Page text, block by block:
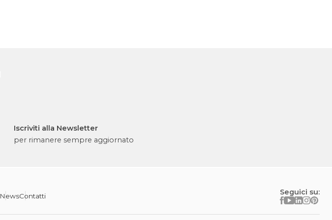
Iscriviti alla Newsletter
per rimanere sempre aggiornato
NewsContatti Seguici su: